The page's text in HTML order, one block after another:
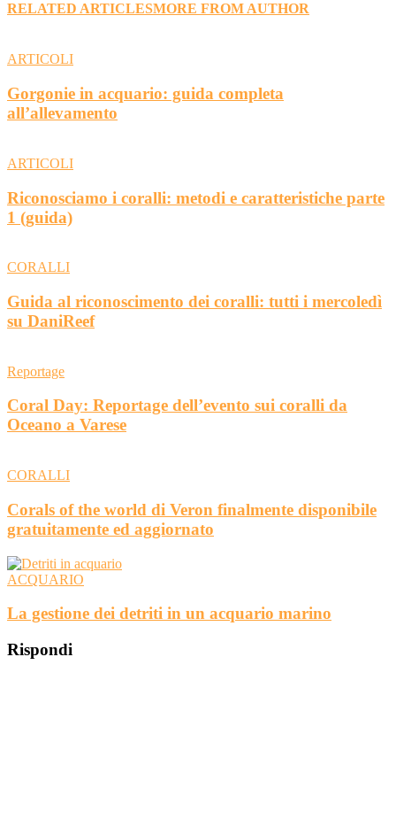
RELATED ARTICLESMORE FROM AUTHOR
ARTICOLI
Gorgonie in acquario: guida completa
all’allevamento
ARTICOLI
Riconosciamo i coralli: metodi e caratteristiche parte
1 (guida)
CORALLI
Guida al riconoscimento dei coralli: tutti i mercoledì
su DaniReef
Reportage
Coral Day: Reportage dell’evento sui coralli da
Oceano a Varese
CORALLI
Corals of the world di Veron finalmente disponibile
gratuitamente ed aggiornato
ACQUARIO
La gestione dei detriti in un acquario marino
Rispondi